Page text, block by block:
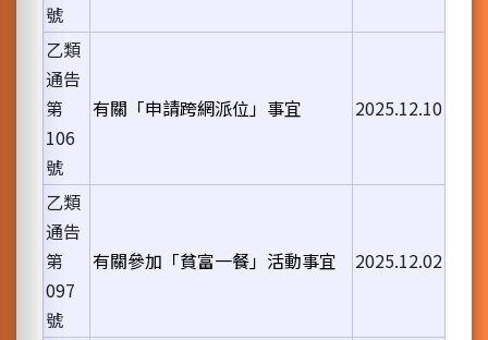
號
乙類
通告
第
106
號
有關「申請跨網派位」事宜 2025.12.10
乙類
通告
第
097
號
有關參加「貧富一餐」活動事宜 2025.12.02